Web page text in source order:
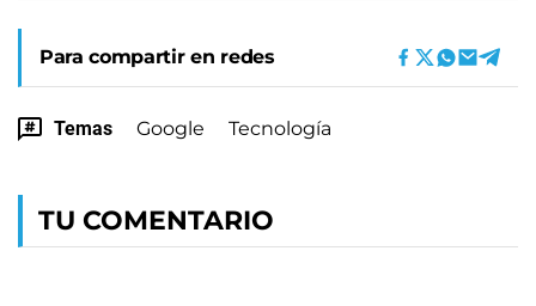
Para compartir en redes
Temas Google Tecnología
TU COMENTARIO